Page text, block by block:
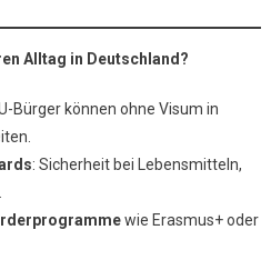
Alltag in Deutschland?
Bürger können ohne Visum in
: Sicherheit bei Lebensmitteln,
wie Erasmus+ oder